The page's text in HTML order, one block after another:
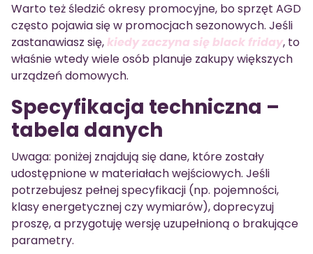
Warto też śledzić okresy promocyjne, bo sprzęt AGD
często pojawia się w promocjach sezonowych. Jeśli
zastanawiasz się,kiedy zaczyna się black friday, to
właśnie wtedy wiele osób planuje zakupy większych
urządzeń domowych.
Specyfikacja techniczna –
tabela danych
Uwaga: poniżej znajdują się dane, które zostały
udostępnione w materiałach wejściowych. Jeśli
potrzebujesz pełnej specyfikacji (np. pojemności,
klasy energetycznej czy wymiarów), doprecyzuj
proszę, a przygotuję wersję uzupełnioną o brakujące
parametry.